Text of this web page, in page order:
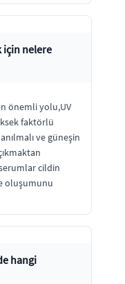
için nelere
önemli yolu,UV
faktörlü
ve güneşin
cildin
oluşumunu
hangi